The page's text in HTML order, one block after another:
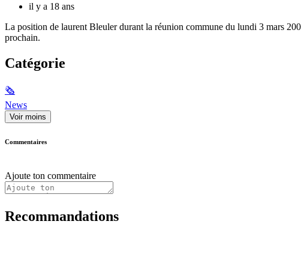
il y a 18 ans
La position de laurent Bleuler durant la réunion commune du lundi 3 mars
prochain.
Catégorie
🗞
News
Voir moins
Commentaires
Ajoute ton commentaire
Recommandations